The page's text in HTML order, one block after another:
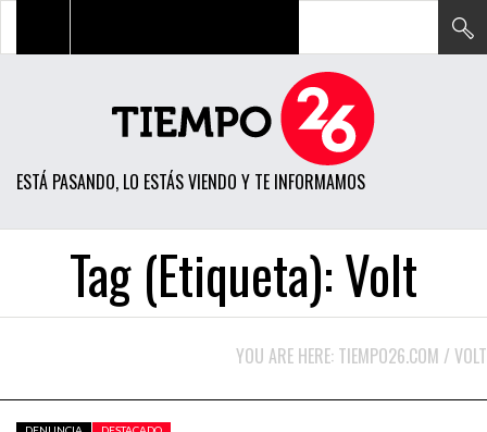
ESTÁ PASANDO, LO ESTÁS VIENDO Y TE INFORMAMOS
POLÍTICA
ECONOMÍA
SOCIEDAD
CIENCIA
Tag (Etiqueta):Volt
YOU ARE HERE: TIEMPO26.COM / VOLT